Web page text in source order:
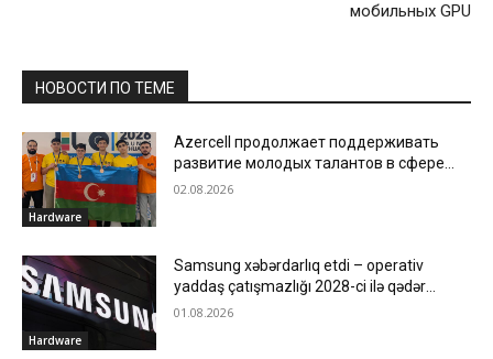
мобильных GPU
НОВОСТИ ПО ТЕМЕ
Hardware
Azercell продолжает поддерживать
развитие молодых талантов в сфере
информатики
02.08.2026
Hardware
Samsung xəbərdarlıq etdi – operativ
yaddaş çatışmazlığı 2028-ci ilə qədər
davam edə bilər
01.08.2026